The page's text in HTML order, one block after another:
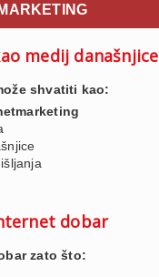
medij današnjice
shvatiti kao:
dobar
zato što: